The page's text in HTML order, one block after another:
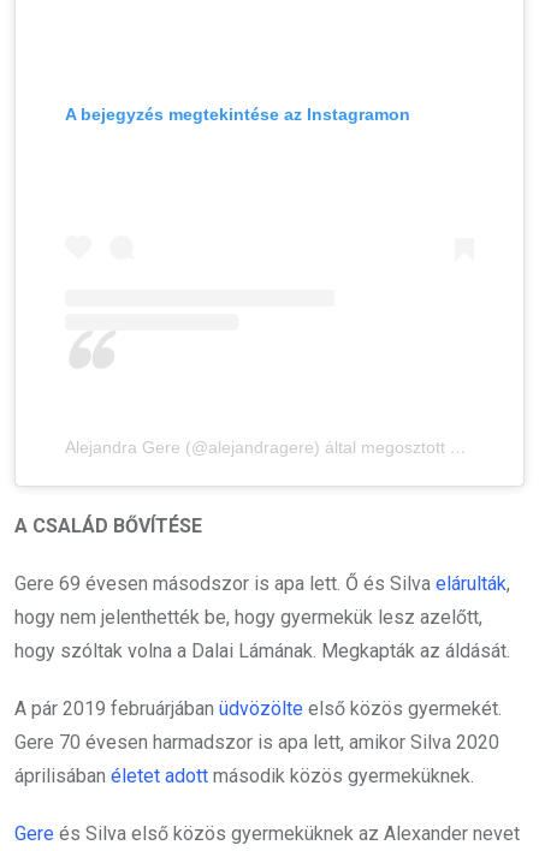
A bejegyzés megtekintése az Instagramon
Alejandra Gere (@alejandragere) által megosztott bejegyzés
A CSALÁD BŐVÍTÉSE
Gere 69 évesen másodszor is apa lett. Ő és Silva elárulták,
hogy nem jelenthették be, hogy gyermekük lesz azelőtt,
hogy szóltak volna a Dalai Lámának. Megkapták az áldását.
A pár 2019 februárjában üdvözölte első közös gyermekét.
Gere 70 évesen harmadszor is apa lett, amikor Silva 2020
áprilisában életet adott második közös gyermeküknek.
Gere és Silva első közös gyermeküknek az Alexander nevet